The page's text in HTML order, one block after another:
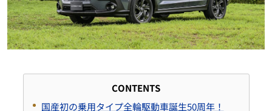
CONTENTS
国産初の乗用タイプ全輪駆動車誕生50周年！